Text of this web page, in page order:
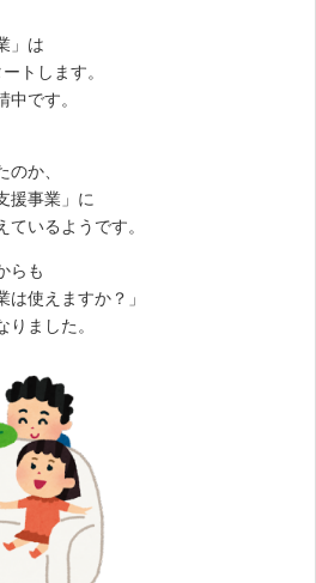
」は
トします。
です。
か、
援事業」に
いるようです。
らも
は使えますか？」
ました。